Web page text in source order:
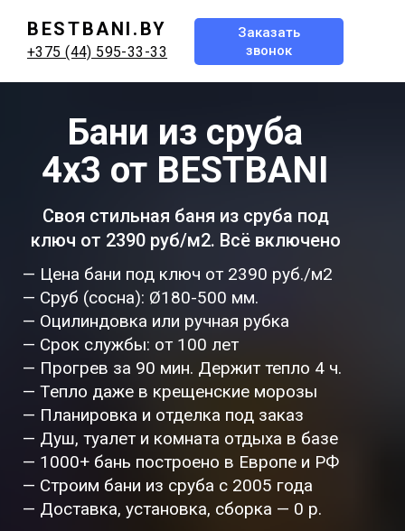
+375 (44) 595-33-33
Заказать
звонок
BESTBANI.BY
Своя стильная баня из сруба под
ключ от 2390 руб/м2. Всё включено
— Цена бани под ключ от 2390 руб./м2
— Сруб (сосна): Ø180-500 мм.
— Оцилиндовка или ручная рубка
— Срок службы: от 100 лет
— Прогрев за 90 мин. Держит тепло 4 ч.
— Тепло даже в крещенские морозы
— Планировка и отделка под заказ
— Душ, туалет и комната отдыха в базе
— 1000+ бань построено в Европе и РФ
— Строим бани из сруба с 2005 года
— Доставка, установка, сборка — 0 р.
Бани из сруба
4х3 от BESTBANI